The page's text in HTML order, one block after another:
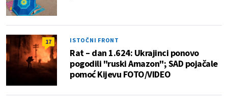
17 ISTOČNI FRONT
Rat – dan 1.624: Ukrajinci ponovo
pogodili "ruski Amazon"; SAD pojačale
pomoć Kijevu FOTO/VIDEO